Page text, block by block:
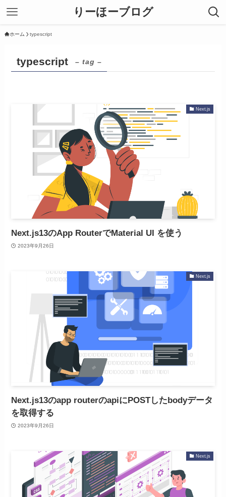
りーほーブログ
ホーム typescript
typescript – tag –
Next.js
Next.js13のApp RouterでMaterial UI を使う
2023年9月26日
Next.js
Next.js13のapp routerのapiにPOSTしたbodyデータ
を取得する
2023年9月26日
Next.js